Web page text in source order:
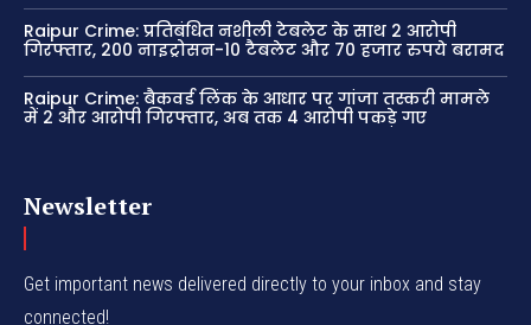
Raipur Crime: प्रतिबंधित नशीली टेबलेट के साथ 2 आरोपी
गिरफ्तार, 200 नाइट्रोसन-10 टैबलेट और 70 हजार रुपये बरामद
Raipur Crime: बैकवर्ड लिंक के आधार पर गांजा तस्करी मामले
में 2 और आरोपी गिरफ्तार, अब तक 4 आरोपी पकड़े गए
Newsletter
Get important news delivered directly to your inbox and stay
connected!